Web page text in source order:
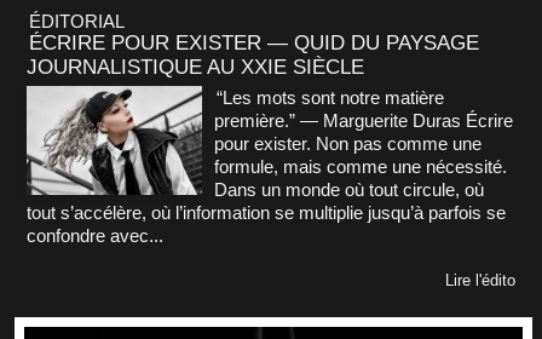
ÉDITORIAL
ÉCRIRE POUR EXISTER — QUID DU PAYSAGE
JOURNALISTIQUE AU XXIE SIÈCLE
“Les mots sont notre matière
première.” — Marguerite Duras Écrire
pour exister. Non pas comme une
formule, mais comme une nécessité.
Dans un monde où tout circule, où
tout s’accélère, où l’information se multiplie jusqu’à parfois se
confondre avec...
Lire l'édito